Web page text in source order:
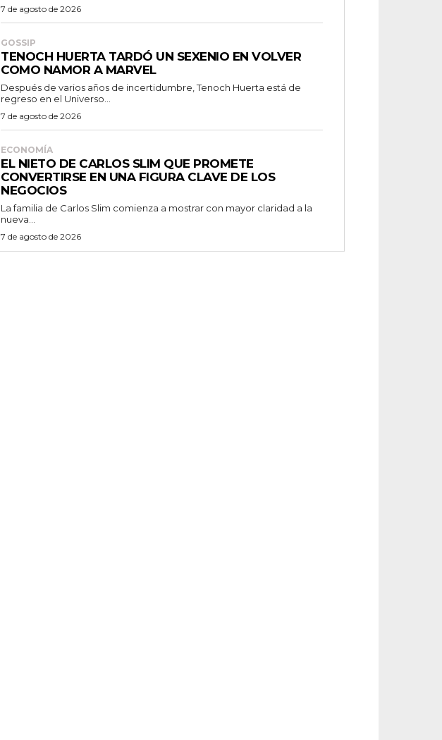
7 de agosto de 2026
GOSSIP
TENOCH HUERTA TARDÓ UN SEXENIO EN VOLVER
COMO NAMOR A MARVEL
Después de varios años de incertidumbre, Tenoch Huerta está de
regreso en el Universo...
7 de agosto de 2026
ECONOMÍA
EL NIETO DE CARLOS SLIM QUE PROMETE
CONVERTIRSE EN UNA FIGURA CLAVE DE LOS
NEGOCIOS
La familia de Carlos Slim comienza a mostrar con mayor claridad a la
nueva...
7 de agosto de 2026